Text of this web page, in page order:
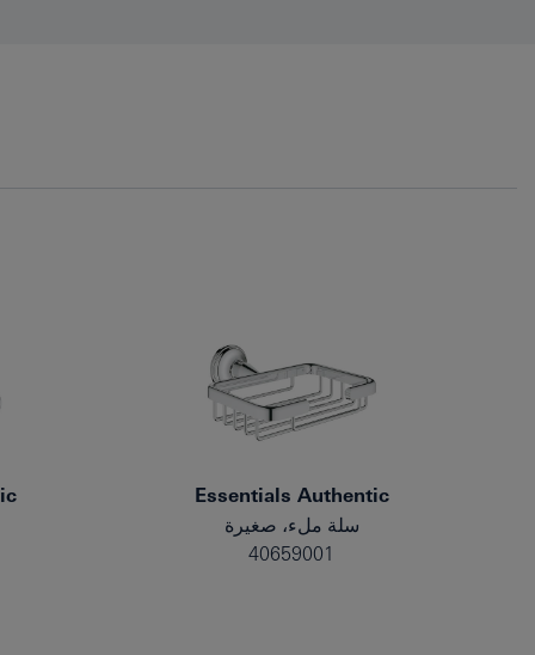
Essentials Authentic
سلة ملء، صغيرة
40659001